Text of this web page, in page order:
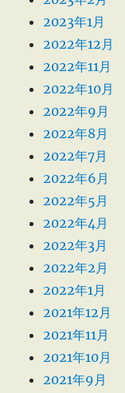
2023年1月
2022年12月
2022年11月
2022年10月
2022年9月
2022年8月
2022年7月
2022年6月
2022年5月
2022年4月
2022年3月
2022年2月
2022年1月
2021年12月
2021年11月
2021年10月
2021年9月